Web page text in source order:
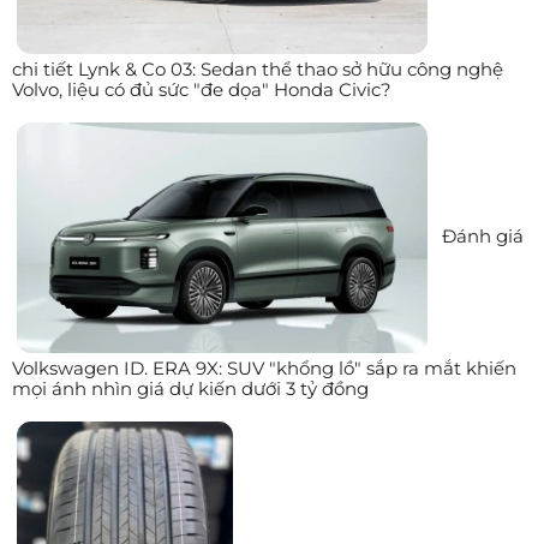
chi tiết Lynk & Co 03: Sedan thể thao sở hữu công nghệ
Volvo, liệu có đủ sức "đe dọa" Honda Civic?
Đánh giá
Volkswagen ID. ERA 9X: SUV "khổng lồ" sắp ra mắt khiến
mọi ánh nhìn giá dự kiến dưới 3 tỷ đồng